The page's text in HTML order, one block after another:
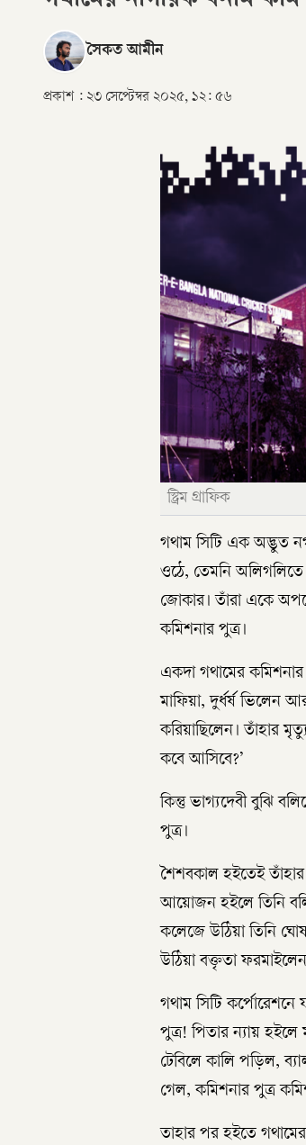
সৈকত আমীন
প্রকাশ : ২৩ সেপ্টেম্বর ২০২৫, ১২: ৫৬
স্ট্রিম গ্রাফিক
গথাম সিটি এক অদ্ভুত
ওঠে, তেমনি অলিগলিতে
জোকার। তাঁরা একে
কমিশনার পুত্র।
একদা গথামের
মাফিয়া, দুর্ধর্ষ ভিলেন
করিয়াছিলেন। তাঁহার
কবে আসিবে?’
কিন্তু ভাগ্যদেবী বুঝি
পুত্র।
শৈশবকাল হইতেই
আয়োজন হইলে তিনি
কলেজে উঠিয়া তিনি
উঠিয়া বক্তৃতা
গথাম সিটি কর্পোরেশনে
পুত্র! পিতার ন্যায়
টেবিলে কালি পড়িল,
গেল, কমিশনার পুত্র
তাহার পর হইতে